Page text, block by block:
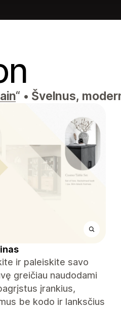
“ • Švelnus,
ir paleiskite savo
greičiau naudodami
įrankius,
be kodo ir lanksčius